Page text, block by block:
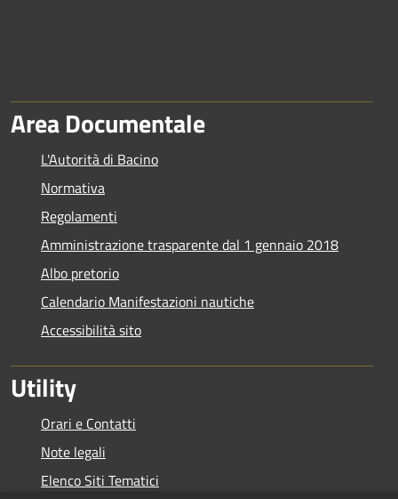
Area Documentale
L'Autorità di Bacino
Normativa
Regolamenti
Amministrazione trasparente dal 1 gennaio 2018
Albo pretorio
Calendario Manifestazioni nautiche
Accessibilità sito
Utility
Orari e Contatti
Note legali
Elenco Siti Tematici